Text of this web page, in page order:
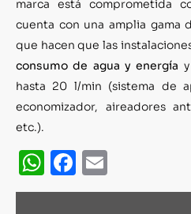
marca está comprometida
cuenta con una amplia gama
que hacen que las
consumo de agua y energía
hasta 20 l/min (sistema de
economizador, aireadores
etc.).
WhatsApp
Facebook